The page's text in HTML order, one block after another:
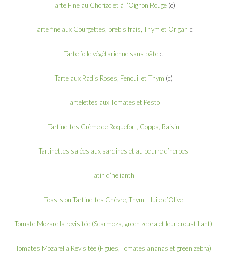
Tarte Fine au Chorizo et à l’Oignon Rouge(c)
Tarte fine aux Courgettes, brebis frais, Thym et Origan c
Tarte folle végétarienne sans pâtec
Tarte aux Radis Roses, Fenouil et Thym (c)
Tartelettes aux Tomates et Pesto
Tartinettes Crème de Roquefort, Coppa, Raisin
Tartinettes salées aux sardines et au beurre d’herbes
Tatin d’helianthi
Toasts ou Tartinettes Chèvre, Thym, Huile d’Olive
Tomate Mozarella revisitée (Scarmoza, green zebra et leur croustillant)
Tomates Mozarella Revisitée (Figues, Tomates ananas et green zebra)